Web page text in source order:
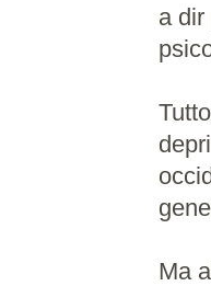
a
Ma